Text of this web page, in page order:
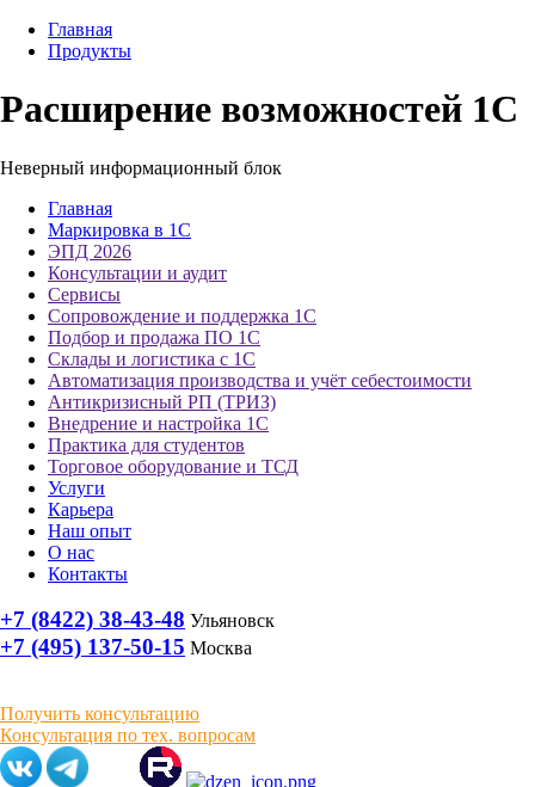
Главная
Продукты
Расширение возможностей 1С
Неверный информационный блок
Главная
Маркировка в 1С
ЭПД 2026
Консультации и аудит
Сервисы
Сопровождение и поддержка 1С
Подбор и продажа ПО 1С
Склады и логистика с 1С
Автоматизация производства и учёт себестоимости
Антикризисный РП (ТРИЗ)
Внедрение и настройка 1С
Практика для студентов
Торговое оборудование и ТСД
Услуги
Карьера
Наш опыт
О нас
Контакты
+7 (8422) 38-43-48 Ульяновск
+7 (495) 137-50-15 Москва
Получить консультацию
Консультация по тех. вопросам